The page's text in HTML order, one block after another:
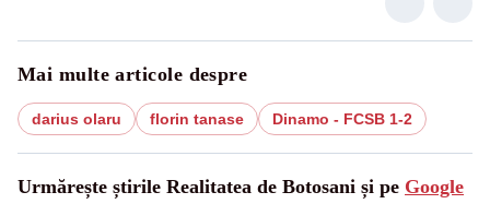
Mai multe articole despre
darius olaru florin tanase Dinamo - FCSB 1-2
Urmărește știrile Realitatea de Botosani și pe Google